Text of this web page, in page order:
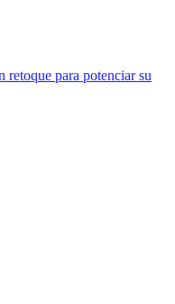
retoque para potenciar su